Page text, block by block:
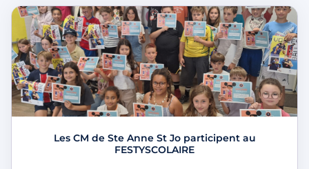
Les CM de Ste Anne St Jo participent au
FESTYSCOLAIRE